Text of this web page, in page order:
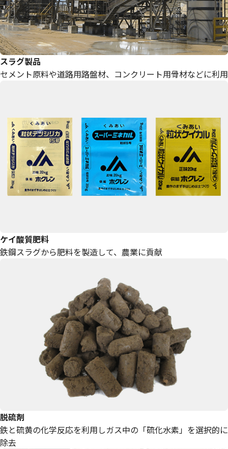
スラグ製品
セメント原料や道路用路盤材、コンクリート用骨材などに利用
ケイ酸質肥料
鉄鋼スラグから肥料を製造して、農業に貢献
脱硫剤
鉄と硫黄の化学反応を利用しガス中の「硫化水素」を選択的に
除去